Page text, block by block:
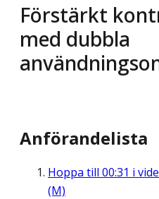
Förstärkt
med dubbla
Anförandelista
Hoppa till 00:31 i
(M)